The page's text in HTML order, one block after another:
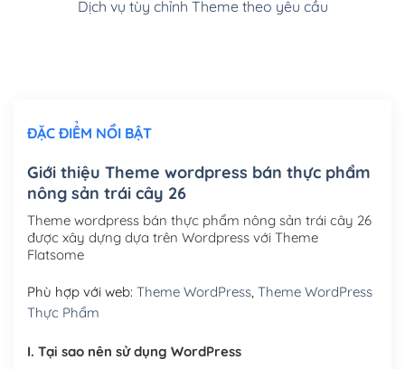
Cài đặt SMTP Mail cho site Wordpress(+100,000₫)
Mua thêm Host + Tên miền
Tên miền quốc tế .com .net .org (1 năm)
(+300,000₫)
Tên miền Việt Nam .vn (1 năm)
Hosting 2GB SSD (1 năm)(+450,000₫)
Hosting 5GB SSD (1 năm)
Dịch vụ tùy chỉnh Theme theo yêu cầu
ĐẶC ĐIỂM NỔI BẬT
Giới thiệu Theme wordpress bán thực phẩm
nông sản trái cây 26
Theme wordpress bán thực phẩm nông sản trái cây 26
được xây dựng dựa trên Wordpress với Theme
Flatsome
Phù hợp với web: Theme WordPress, Theme WordPress
Thực Phẩm
I. Tại sao nên sử dụng WordPress